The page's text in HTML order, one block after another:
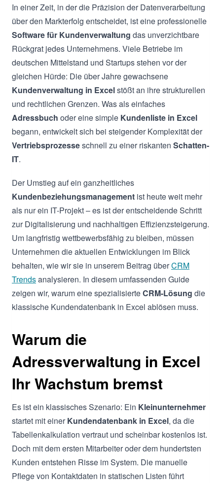
In einer Zeit, in der die Präzision der Datenverarbeitung
über den Markterfolg entscheidet, ist eine professionelle
Software für Kundenverwaltung das unverzichtbare
Rückgrat jedes Unternehmens. Viele Betriebe im
deutschen Mittelstand und Startups stehen vor der
gleichen Hürde: Die über Jahre gewachsene
Kundenverwaltung in Excelstößt an ihre strukturellen
und rechtlichen Grenzen. Was als einfaches
Adressbuch oder eine simple Kundenliste in Excel
begann, entwickelt sich bei steigender Komplexität der
Vertriebsprozesseschnell zu einer riskanten Schatten-
IT.
Der Umstieg auf ein ganzheitliches
Kundenbeziehungsmanagement ist heute weit mehr
als nur ein IT-Projekt – es ist der entscheidende Schritt
zur Digitalisierung und nachhaltigen Effizienzsteigerung.
Um langfristig wettbewerbsfähig zu bleiben, müssen
Unternehmen die aktuellen Entwicklungen im Blick
behalten, wie wir sie in unserem Beitrag überCRM
Trendsanalysieren. In diesem umfassenden Guide
zeigen wir, warum eine spezialisierteCRM-Lösung die
klassische Kundendatenbank in Excel ablösen muss.
Warum die
Adressverwaltung in Excel
Ihr Wachstum bremst
Es ist ein klassisches Szenario: Ein Kleinunternehmer
startet mit einerKundendatenbank in Excel, da die
Tabellenkalkulation vertraut und scheinbar kostenlos ist.
Doch mit dem ersten Mitarbeiter oder dem hundertsten
Kunden entstehen Risse im System. Die manuelle
Pflege von Kontaktdaten in statischen Listen führt